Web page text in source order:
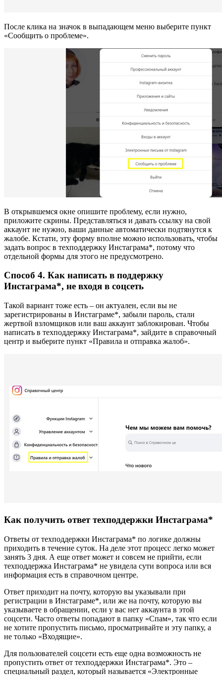
После клика на значок в выпадающем меню выберите пункт
«Сообщить о проблеме».
В открывшемся окне опишите проблему, если нужно,
приложите скрины. Представляться и давать ссылку на свой
аккаунт не нужно, ваши данные автоматически подтянутся к
жалобе. Кстати, эту форму вполне можно использовать, чтобы
задать вопрос в техподдержку Инстаграма*, потому что
отдельной формы для этого не предусмотрено.
Способ 4. Как написать в поддержку
Инстаграма*, не входя в соцсеть
Такой вариант тоже есть – он актуален, если вы не
зарегистрированы в Инстаграме*, забыли пароль, стали
жертвой взломщиков или ваш аккаунт заблокирован. Чтобы
написать в техподдержку Инстаграма*, зайдите в справочный
центр и выберите пункт «Правила и отправка жалоб».
Как получить ответ техподдержки Инстаграма*
Ответы от техподдержки Инстаграма* по логике должны
приходить в течение суток. На деле этот процесс легко может
занять 3 дня. А еще ответ может и совсем не прийти, если
техподдержка Инстаграма* не увидела сути вопроса или вся
информация есть в справочном центре.
Ответ приходит на почту, которую вы указывали при
регистрации в Инстаграме*, или же на почту, которую вы
указываете в обращении, если у вас нет аккаунта в этой
соцсети. Часто ответы попадают в папку «Спам», так что если
не хотите пропустить письмо, просматривайте и эту папку, а
не только «Входящие».
Для пользователей соцсети есть еще одна возможность не
пропустить ответ от техподдержки Инстаграма*. Это –
специальный раздел, который называется «Электронные